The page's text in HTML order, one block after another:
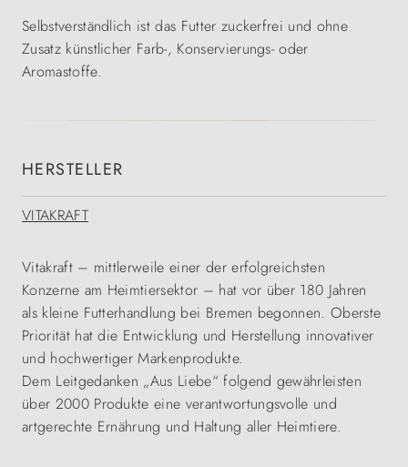
Selbstverständlich ist das Futter zuckerfrei und ohne
Zusatz künstlicher Farb-, Konservierungs- oder
Aromastoffe.
HERSTELLER
VITAKRAFT
Vitakraft – mittlerweile einer der erfolgreichsten
Konzerne am Heimtiersektor – hat vor über 180 Jahren
als kleine Futterhandlung bei Bremen begonnen. Oberste
Priorität hat die Entwicklung und Herstellung innovativer
und hochwertiger Markenprodukte.
Dem Leitgedanken „Aus Liebe“ folgend gewährleisten
über 2000 Produkte eine verantwortungsvolle und
artgerechte Ernährung und Haltung aller Heimtiere.